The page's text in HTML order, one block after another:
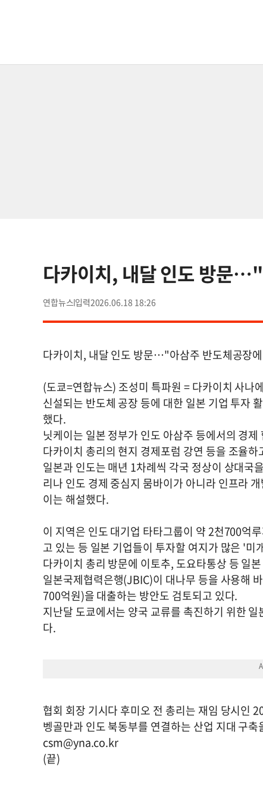
다카이치, 내달 인도 방문
연합뉴스 2026.06.18 18:26
다카이치, 내달 인도 방문…"아삼주 반도체공장
(도쿄=연합뉴스) 조성미 특파원 = 다카이치 사나
신설되는 반도체 공장 등에 대한 일본 기업 투자
했다.
닛케이는 일본 정부가 인도 아삼주 등에서의 경
다카이치 총리의 현지 경제포럼 강연 등을 조율
일본과 인도는 매년 1차례씩 각국 정상이 상대국
리나 인도 경제 중심지 뭄바이가 아니라 인프라
이는 해설했다.
이 지역은 인도 대기업 타타그룹이 약 2천700억
고 있는 등 일본 기업들이 투자할 여지가 많은 '미
다카이치 총리 방문에 이토추, 도요타통상 등 일
일본국제협력은행(JBIC)이 대나무 등을 사용해
700억원)을 대출하는 방안도 검토되고 있다.
지난달 도쿄에서는 양국 교류를 촉진하기 위한
다.
협회 회장 기시다 후미오 전 총리는 재임 당시인
벵골만과 인도 북동부를 연결하는 산업 지대 구
csm@yna.co.kr
(끝)